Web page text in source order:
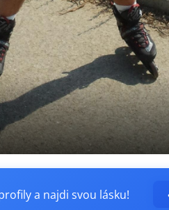
a najdi svou lásku!